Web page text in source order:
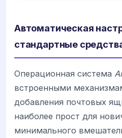
Автоматическая
стандартные
Операционная система
встроенными
добавления почтовых
наиболее прост для
минимального